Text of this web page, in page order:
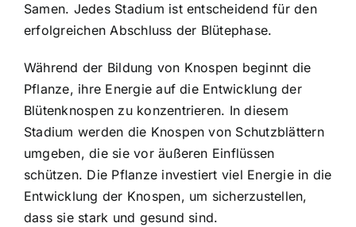
Samen. Jedes Stadium ist entscheidend für den
erfolgreichen Abschluss der Blütephase.
Während der Bildung von Knospen beginnt die
Pflanze, ihre Energie auf die Entwicklung der
Blütenknospen zu konzentrieren. In diesem
Stadium werden die Knospen von Schutzblättern
umgeben, die sie vor äußeren Einflüssen
schützen. Die Pflanze investiert viel Energie in die
Entwicklung der Knospen, um sicherzustellen,
dass sie stark und gesund sind.